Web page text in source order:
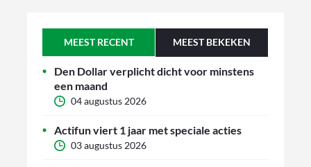
MEEST RECENT MEEST BEKEKEN
Den Dollar verplicht dicht voor minstens
een maand
04 augustus 2026
Actifun viert 1 jaar met speciale acties
03 augustus 2026